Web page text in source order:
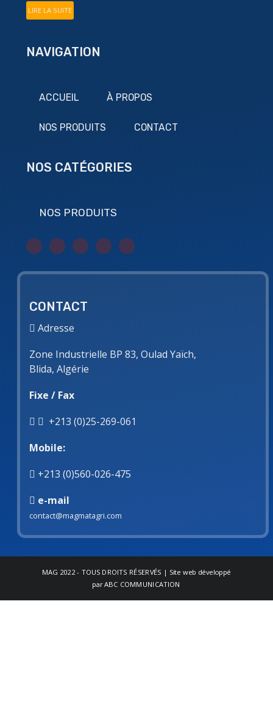
LIRE LA SUITE
NAVIGATION
ACCUEIL À PROPOS
NOS PRODUITS CONTACT
NOS CATÉGORIES
NOS PRODUITS
CONTACT
Adresse
Zone Industrielle BP 83, Oulad Yaïch,
Blida, Algérie
Fixe / Fax
+213 (0)25-269-061
Mobile:
+213 (0)560-026-475
e-mail
contact@magmatagri.com
MAG 2022 - TOUS DROITS RÉSERVÉS | Site web développé
par ABC COMMUNICATION